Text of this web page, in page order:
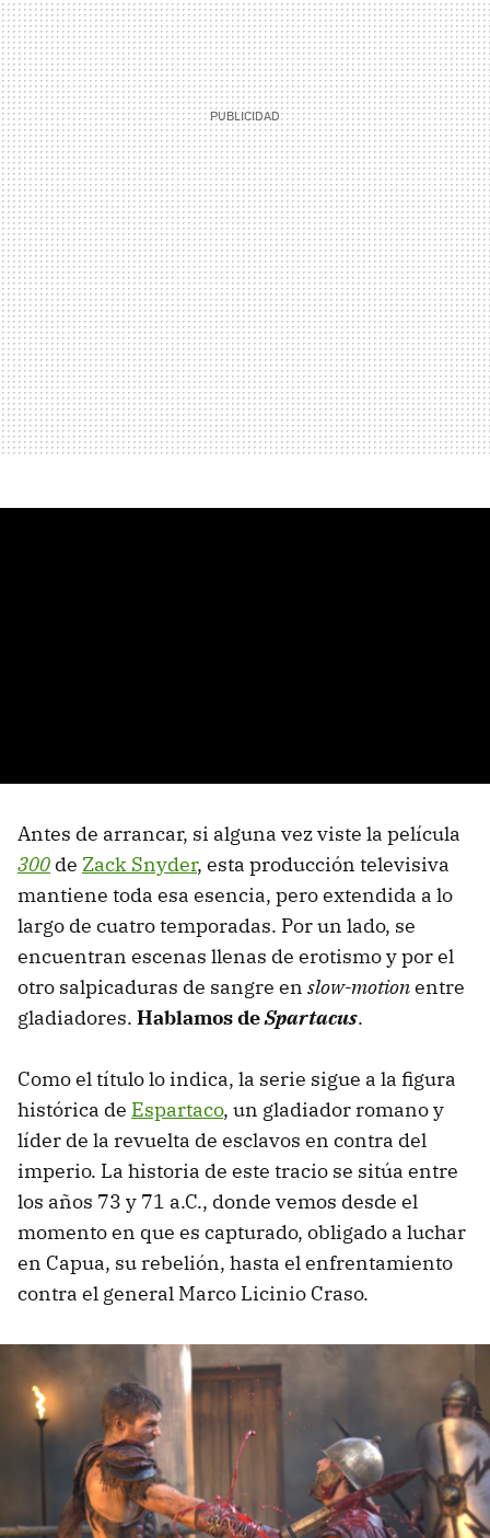
Antes de arrancar, si alguna vez viste la película
300 de Zack Snyder, esta producción televisiva
mantiene toda esa esencia, pero extendida a lo
largo de cuatro temporadas. Por un lado, se
encuentran escenas llenas de erotismo y por el
otro salpicaduras de sangre en slow-motionentre
gladiadores. Hablamos deSpartacus.
Como el título lo indica, la serie sigue a la figura
histórica de Espartaco, un gladiador romano y
líder de la revuelta de esclavos en contra del
imperio. La historia de este tracio se sitúa entre
los años 73 y 71 a.C., donde vemos desde el
momento en que es capturado, obligado a luchar
en Capua, su rebelión, hasta el enfrentamiento
contra el general Marco Licinio Craso.